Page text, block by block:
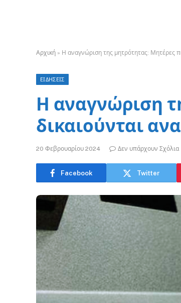
Αρχική » Η αναγνώριση της μητρότητας: Μητέρες
ΕΙΔΗΣΕΙΣ
Η αναγνώριση
δικαιούνται
20 Φεβρουαρίου 2024 Δεν υπάρχουν Σχόλια
Facebook Twitter